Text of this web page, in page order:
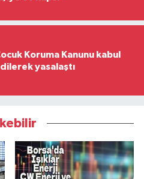
Koruma Kanunu kabul
yasalaştı